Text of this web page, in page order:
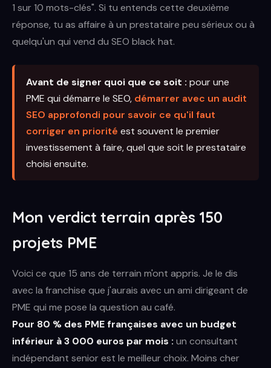
1 sur 10 mots-clés". Si tu entends cette deuxième
réponse, tu as affaire à un prestataire peu sérieux ou à
quelqu'un qui vend du SEO black hat.
Avant de signer quoi que ce soit : pour une
PME qui démarre le SEO, démarrer avec un audit
SEO approfondi pour savoir ce qu'il faut
corriger en priorité est souvent le premier
investissement à faire, quel que soit le prestataire
choisi ensuite.
Mon verdict terrain après 150
projets PME
Voici ce que 15 ans de terrain m'ont appris. Je le dis
avec la franchise que j'aurais avec un ami dirigeant de
PME qui me pose la question au café.
Pour 80 % des PME françaises avec un budget
inférieur à 3 000 euros par mois : un consultant
indépendant senior est le meilleur choix. Moins cher